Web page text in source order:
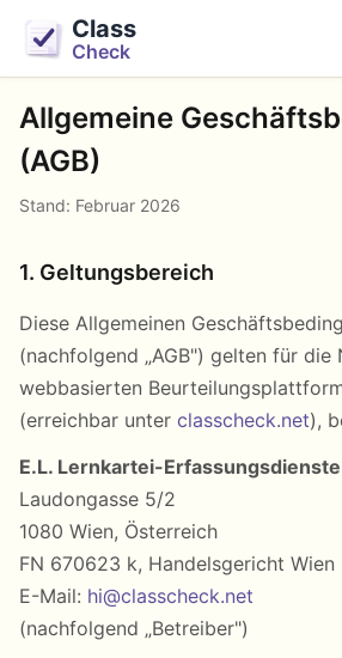
Class
Check
Allgemeine
(AGB)
Stand: Februar 2026
1. Geltungsbereich
Diese Allgemeinen
(nachfolgend „AGB") gelten für die
webbasierten
(erreichbar unter classcheck.net),
E.L. Lernkartei-Erfassungsdienste
Laudongasse 5/2
1080 Wien, Österreich
FN 670623 k, Handelsgericht Wien
E-Mail: hi@classcheck.net
(nachfolgend „Betreiber")